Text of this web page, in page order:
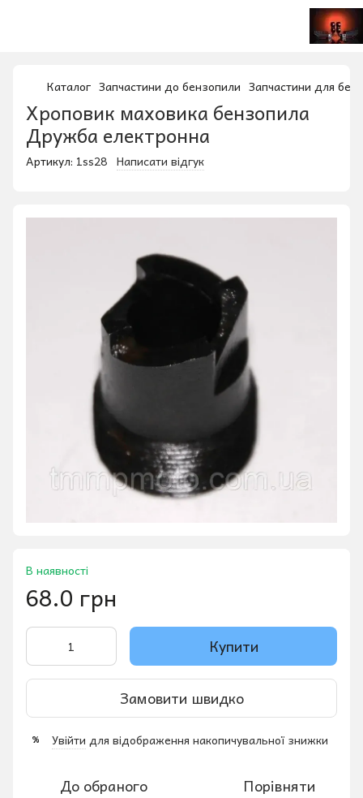
Каталог Запчастини до бензопили Запчастини для
Хроповик маховика бензопила
Дружба електронна
Артикул: 1ss28 Написати відгук
В наявності
68.0 грн
Купити
Замовити швидко
% Увійти для відображення накопичувальної знижки
До обраного Порівняти